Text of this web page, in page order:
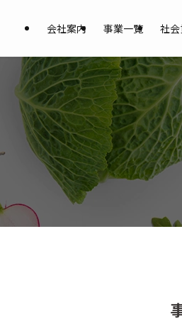
会社案内 事業一覧 社